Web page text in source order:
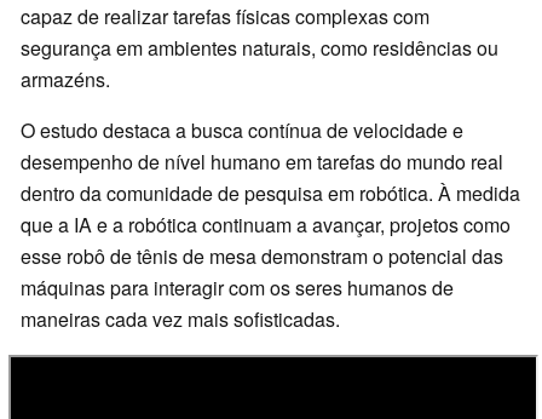
capaz de realizar tarefas físicas complexas com
segurança em ambientes naturais, como residências ou
armazéns.
O estudo destaca a busca contínua de velocidade e
desempenho de nível humano em tarefas do mundo real
dentro da comunidade de pesquisa em robótica. À medida
que a IA e a robótica continuam a avançar, projetos como
esse robô de tênis de mesa demonstram o potencial das
máquinas para interagir com os seres humanos de
maneiras cada vez mais sofisticadas.